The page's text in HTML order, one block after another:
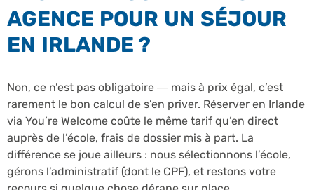
AGENCE POUR UN SÉJOUR
EN IRLANDE ?
Non, ce n’est pas obligatoire — mais à prix égal, c’est
rarement le bon calcul de s’en priver. Réserver en Irlande
via You’re Welcome coûte le même tarif qu’en direct
auprès de l’école, frais de dossier mis à part. La
différence se joue ailleurs : nous sélectionnons l’école,
gérons l’administratif (dont le CPF), et restons votre